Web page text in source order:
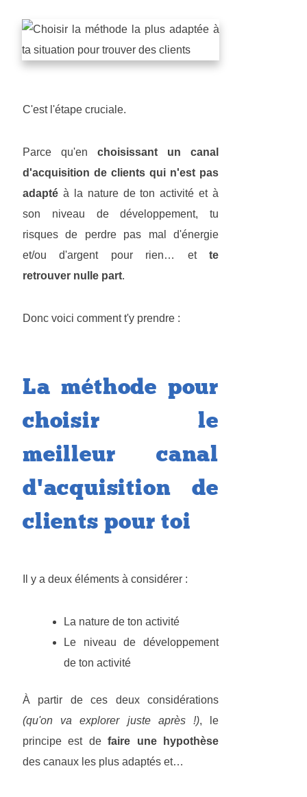
C'est l'étape cruciale.
Parce qu'en choisissant un canal
d'acquisition de clients qui n'est pas
adapté à la nature de ton activité et à
son niveau de développement, tu
risques de perdre pas mal d'énergie
et/ou d'argent pour rien… et te
retrouver nulle part.
Donc voici comment t'y prendre :
La méthode pour
choisir le
meilleur canal
d'acquisition de
clients pour toi
Il y a deux éléments à considérer :
La nature de ton activité
Le niveau de développement
de ton activité
À partir de ces deux considérations
(qu'on va explorer juste après !), le
principe est defaire une hypothèse
des canaux les plus adaptés et…